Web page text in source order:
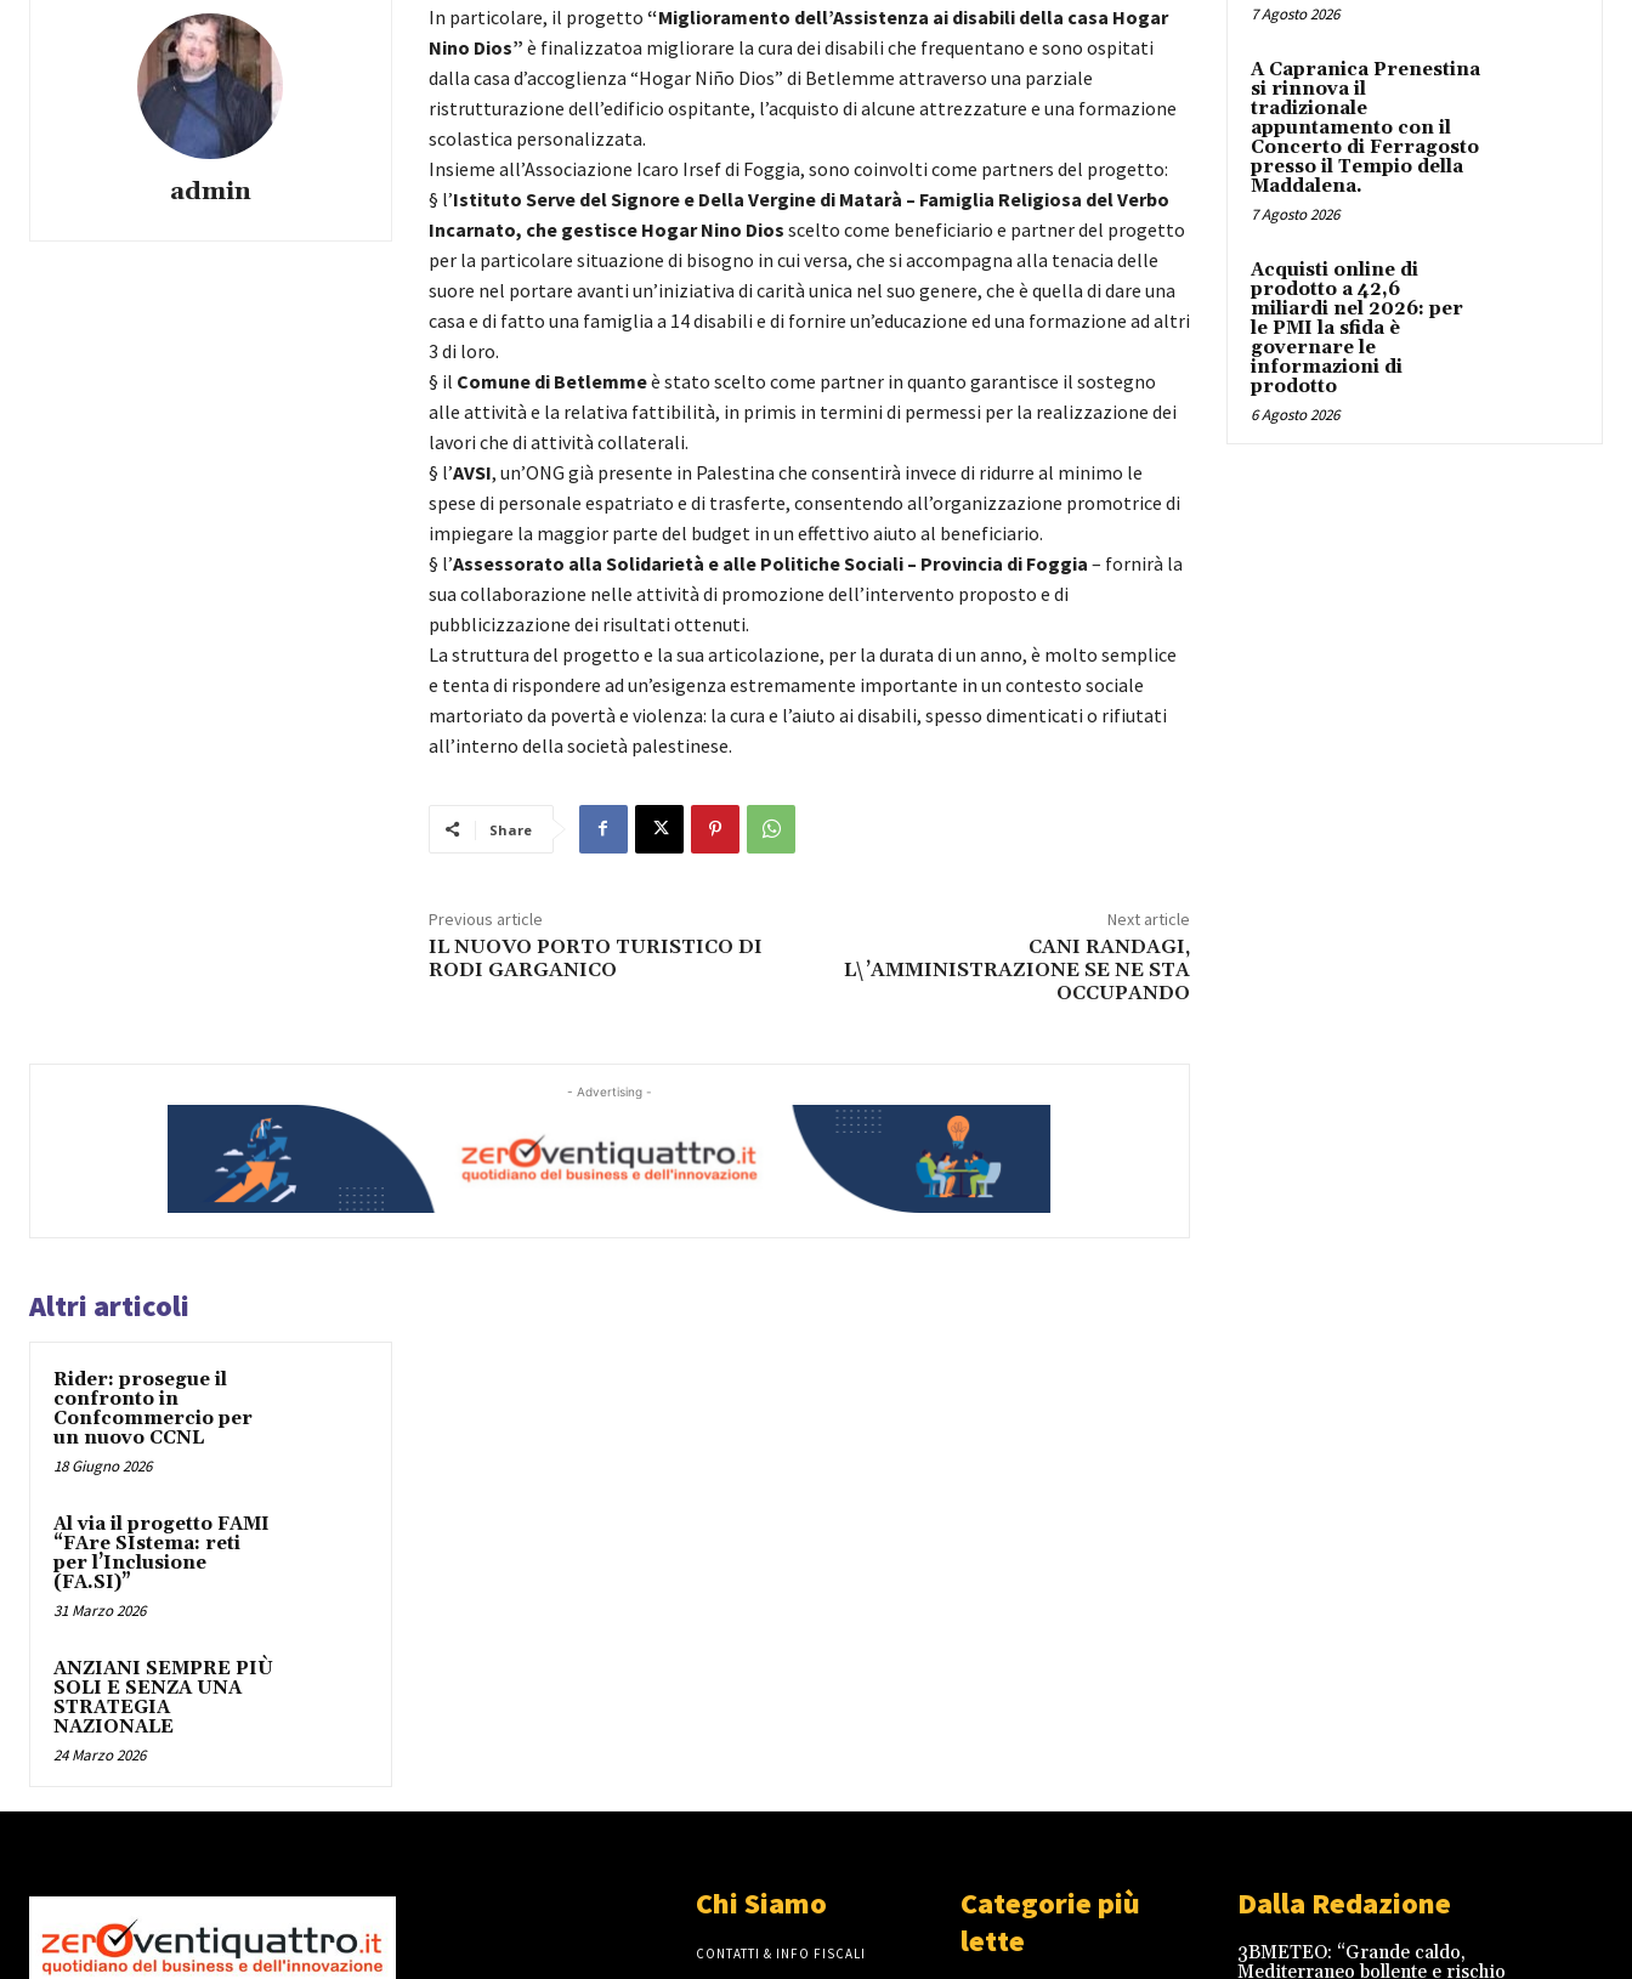
admin
In particolare, il progetto “Miglioramento dell’Assistenza ai disabili della casa Hogar
Nino Dios” è finalizzatoa migliorare la cura dei disabili che frequentano e sono ospitati
dalla casa d’accoglienza “Hogar Niño Dios” di Betlemme attraverso una parziale
ristrutturazione dell’edificio ospitante, l’acquisto di alcune attrezzature e una formazione
scolastica personalizzata.
Insieme all’Associazione Icaro Irsef di Foggia, sono coinvolti come partners del progetto:
§ l’Istituto Serve del Signore e Della Vergine di Matarà – Famiglia Religiosa del Verbo
Incarnato, che gestisce Hogar Nino Dios scelto come beneficiario e partner del progetto
per la particolare situazione di bisogno in cui versa, che si accompagna alla tenacia delle
suore nel portare avanti un’iniziativa di carità unica nel suo genere, che è quella di dare una
casa e di fatto una famiglia a 14 disabili e di fornire un’educazione ed una formazione ad altri
3 di loro.
§ il Comune di Betlemmeè stato scelto come partner in quanto garantisce il sostegno
alle attività e la relativa fattibilità, in primis in termini di permessi per la realizzazione dei
lavori che di attività collaterali.
§ l’AVSI, un’ONG già presente in Palestina che consentirà invece di ridurre al minimo le
spese di personale espatriato e di trasferte, consentendo all’organizzazione promotrice di
impiegare la maggior parte del budget in un effettivo aiuto al beneficiario.
§ l’Assessorato alla Solidarietà e alle Politiche Sociali – Provincia di Foggia – fornirà la
sua collaborazione nelle attività di promozione dell’intervento proposto e di
pubblicizzazione dei risultati ottenuti.
La struttura del progetto e la sua articolazione, per la durata di un anno, è molto semplice
e tenta di rispondere ad un’esigenza estremamente importante in un contesto sociale
martoriato da povertà e violenza: la cura e l’aiuto ai disabili, spesso dimenticati o rifiutati
all’interno della società palestinese.
Share
Previous article
IL NUOVO PORTO TURISTICO DI
RODI GARGANICO
Next article
CANI RANDAGI,
L\’AMMINISTRAZIONE SE NE STA
OCCUPANDO
- Advertising -
Altri articoli
Rider: prosegue il
confronto in
Confcommercio per
un nuovo CCNL
18 Giugno 2026
Al via il progetto FAMI
“FAre SIstema: reti
per l’Inclusione
(FA.SI)”
31 Marzo 2026
ANZIANI SEMPRE PIÙ
SOLI E SENZA UNA
STRATEGIA
NAZIONALE
24 Marzo 2026
7 Agosto 2026
A Capranica Prenestina
si rinnova il
tradizionale
appuntamento con il
Concerto di Ferragosto
presso il Tempio della
Maddalena.
7 Agosto 2026
Acquisti online di
prodotto a 42,6
miliardi nel 2026: per
le PMI la sfida è
governare le
informazioni di
prodotto
6 Agosto 2026
Chi Siamo
CONTATTI & INFO FISCALI
Categorie più
lette
Dalla Redazione
3BMETEO: “Grande caldo,
Mediterraneo bollente e rischio